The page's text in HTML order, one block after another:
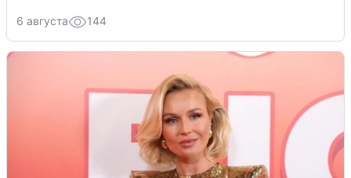
6 августа 144